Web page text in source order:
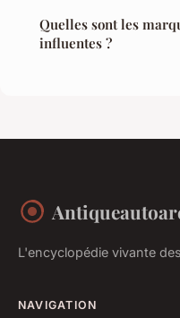
Quelles sont les
influentes ?
L'encyclopédie vivante
NAVIGATION